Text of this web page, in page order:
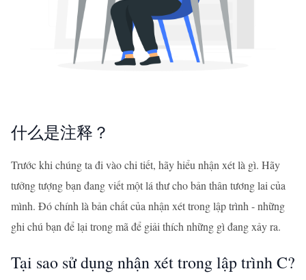
什么是注释？
Trước khi chúng ta đi vào chi tiết, hãy hiểu nhận xét là gì. Hãy
tưởng tượng bạn đang viết một lá thư cho bản thân tương lai của
mình. Đó chính là bản chất của nhận xét trong lập trình - những
ghi chú bạn để lại trong mã để giải thích những gì đang xảy ra.
Tại sao sử dụng nhận xét trong lập trình C?